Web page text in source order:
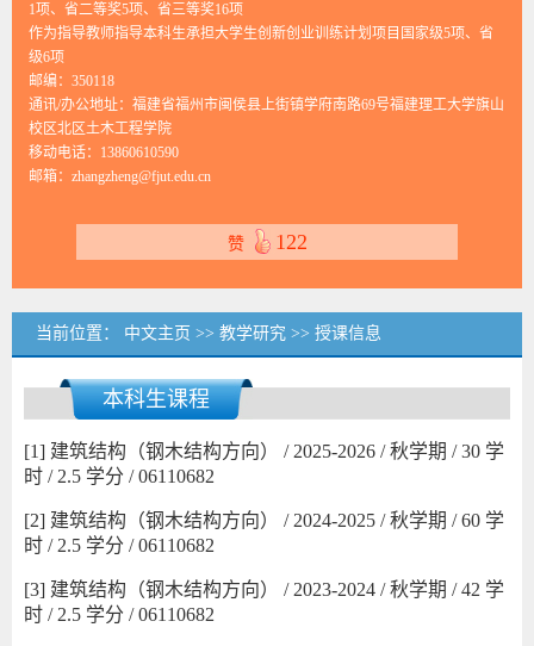
1项、省二等奖5项、省三等奖16项
作为指导教师指导本科生承担大学生创新创业训练计划项目国家级5项、省
级6项
邮编： 350118
通讯/办公地址： 福建省福州市闽侯县上街镇学府南路69号福建理工大学旗山
校区北区土木工程学院
移动电话： 13860610590
邮箱： zhangzheng@fjut.edu.cn
赞 122
当前位置： 中文主页 >> 教学研究 >> 授课信息
本科生课程
[1] 建筑结构（钢木结构方向） / 2025-2026 / 秋学期 / 30 学
时 / 2.5 学分 / 06110682
[2] 建筑结构（钢木结构方向） / 2024-2025 / 秋学期 / 60 学
时 / 2.5 学分 / 06110682
[3] 建筑结构（钢木结构方向） / 2023-2024 / 秋学期 / 42 学
时 / 2.5 学分 / 06110682